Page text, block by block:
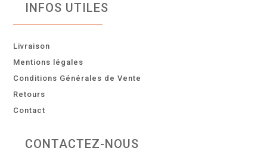
INFOS UTILES
Livraison
Mentions légales
Conditions Générales de Vente
Retours
Contact
CONTACTEZ-NOUS